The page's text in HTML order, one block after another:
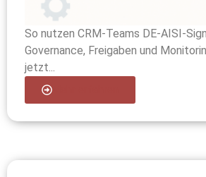
So nutzen CRM-Teams DE-AISI-
Governance, Freigaben und
jetzt...